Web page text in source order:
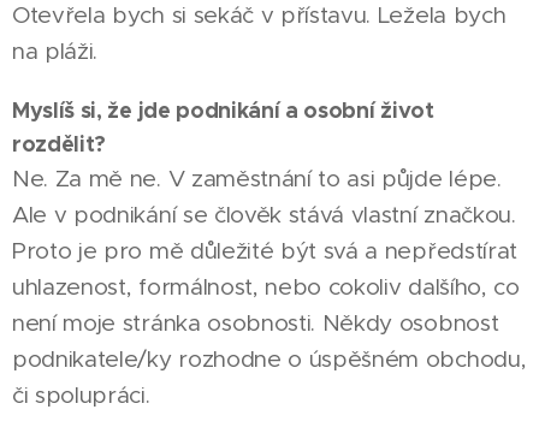
Otevřela bych si sekáč v přístavu. Ležela bych
na pláži.
Myslíš si, že jde podnikání a osobní život
rozdělit?
Ne. Za mě ne. V zaměstnání to asi půjde lépe.
Ale v podnikání se člověk stává vlastní značkou.
Proto je pro mě důležité být svá a nepředstírat
uhlazenost, formálnost, nebo cokoliv dalšího, co
není moje stránka osobnosti. Někdy osobnost
podnikatele/ky rozhodne o úspěšném obchodu,
či spolupráci.
31.07.2026